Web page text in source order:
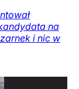
na
i nic w